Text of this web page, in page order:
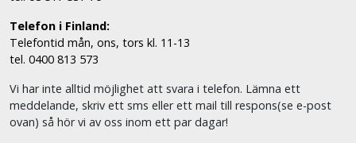
Telefon i Finland:
Telefontid mån, ons, tors kl. 11-13
tel. 0400 813 573
Vi har inte alltid möjlighet att svara i telefon. Lämna ett
meddelande, skriv ett sms eller ett mail till respons(se e-post
ovan) så hör vi av oss inom ett par dagar!